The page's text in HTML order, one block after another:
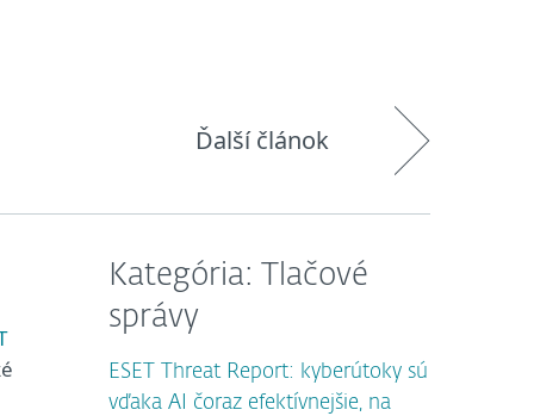
Ďalší článok
Kategória: Tlačové
správy
ESET Threat Report: kyberútoky sú
vďaka AI čoraz efektívnejšie, na